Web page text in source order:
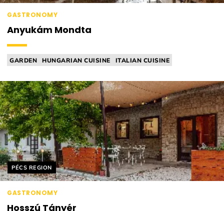
GASTRONOMY
Anyukám Mondta
GARDEN HUNGARIAN CUISINE
ITALIAN CUISINE
Helyszín címkék:
PÉCS REGION
GASTRONOMY
Hosszú Tányér